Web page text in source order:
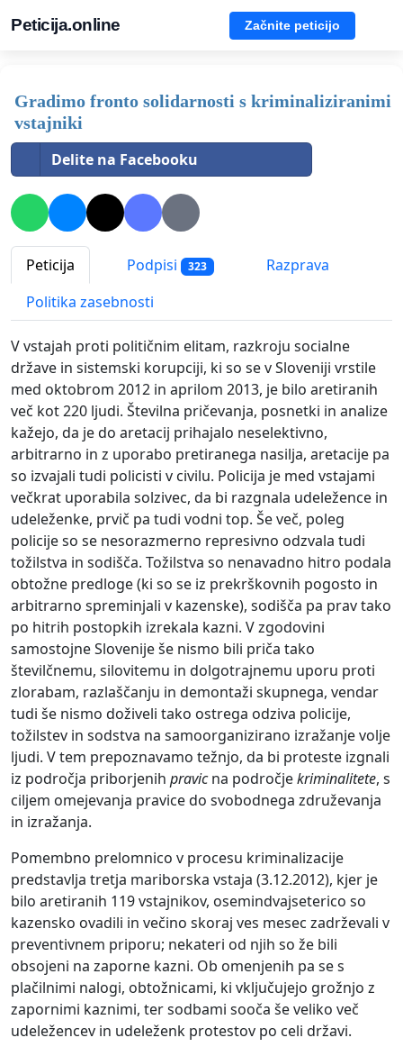
Peticija.online Začnite peticijo
Gradimo fronto solidarnosti s kriminaliziranimi
vstajniki
Delite na Facebooku
Peticija Podpisi 323
Razprava
Politika zasebnosti
V vstajah proti političnim elitam, razkroju socialne
države in sistemski korupciji, ki so se v Sloveniji vrstile
med oktobrom 2012 in aprilom 2013, je bilo aretiranih
več kot 220 ljudi. Številna pričevanja, posnetki in analize
kažejo, da je do aretacij prihajalo neselektivno,
arbitrarno in z uporabo pretiranega nasilja, aretacije pa
so izvajali tudi policisti v civilu. Policija je med vstajami
večkrat uporabila solzivec, da bi razgnala udeležence in
udeleženke, prvič pa tudi vodni top. Še več, poleg
policije so se nesorazmerno represivno odzvala tudi
tožilstva in sodišča. Tožilstva so nenavadno hitro podala
obtožne predloge (ki so se iz prekrškovnih pogosto in
arbitrarno spreminjali v kazenske), sodišča pa prav tako
po hitrih postopkih izrekala kazni. V zgodovini
samostojne Slovenije še nismo bili priča tako
številčnemu, silovitemu in dolgotrajnemu uporu proti
zlorabam, razlaščanju in demontaži skupnega, vendar
tudi še nismo doživeli tako ostrega odziva policije,
tožilstev in sodstva na samoorganizirano izražanje volje
ljudi. V tem prepoznavamo težnjo, da bi proteste izgnali
iz področja priborjenih pravicna področjekriminalitete, s
ciljem omejevanja pravice do svobodnega združevanja
in izražanja.
Pomembno prelomnico v procesu kriminalizacije
predstavlja tretja mariborska vstaja (3.12.2012), kjer je
bilo aretiranih 119 vstajnikov, osemindvajseterico so
kazensko ovadili in večino skoraj ves mesec zadrževali v
preventivnem priporu; nekateri od njih so že bili
obsojeni na zaporne kazni. Ob omenjenih pa se s
plačilnimi nalogi, obtožnicami, ki vključujejo grožnjo z
zapornimi kaznimi, ter sodbami sooča še veliko več
udeležencev in udeleženk protestov po celi državi.